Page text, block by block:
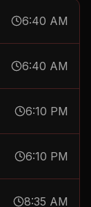
6:40 AM
6:40 AM
6:10 PM
6:10 PM
8:35 AM